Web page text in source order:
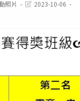
照片
Post2023-10-06